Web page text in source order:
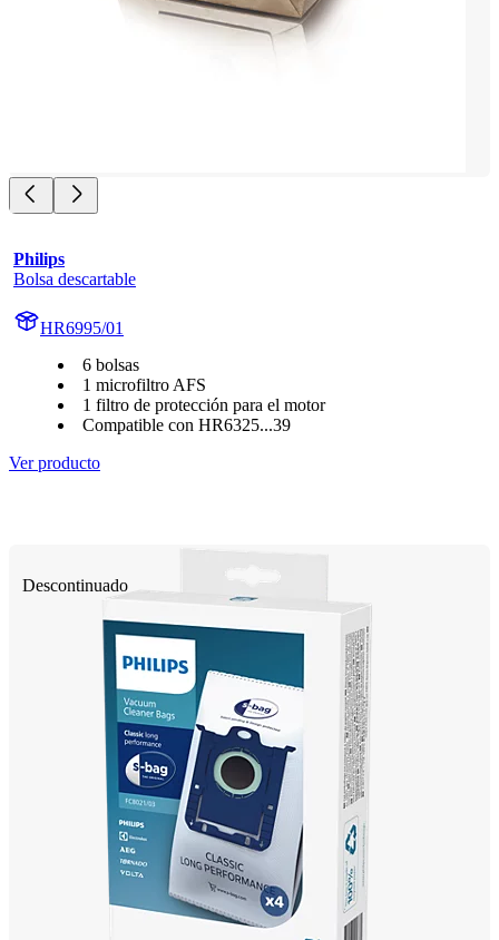
Philips
Bolsa descartable
HR6995/01
6 bolsas
1 microfiltro AFS
1 filtro de protección para el motor
Compatible con HR6325...39
Ver producto
Descontinuado